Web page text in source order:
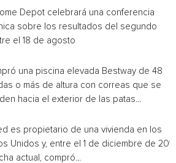
Depot celebrará una conferencia
sobre los resultados del segundo
el 18 de agosto
una piscina elevada Bestway de 48
o más de altura con correas que se
hacia el exterior de las patas...
es propietario de una vivienda en los
Unidos y, entre el 1 de diciembre de
actual, compró...